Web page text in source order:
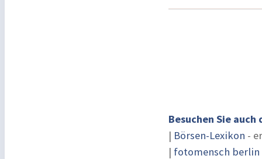
Besuchen Sie
| Börsen-Lexikon -
| fotomensch berlin